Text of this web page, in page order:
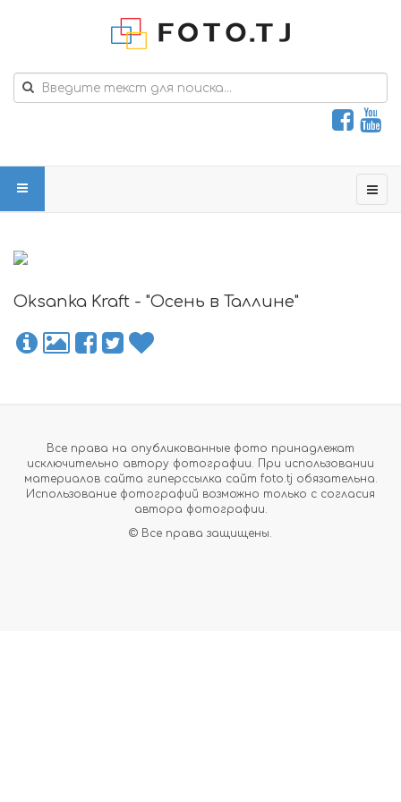
Oksanka Kraft - "Осень в Таллине"
Все права на опубликованные фото принадлежат
исключительно автору фотографии. При использовании
материалов сайта гиперссылка сайт foto.tj обязательна.
Использование фотографий возможно только с согласия
автора фотографии.
© Все права защищены.